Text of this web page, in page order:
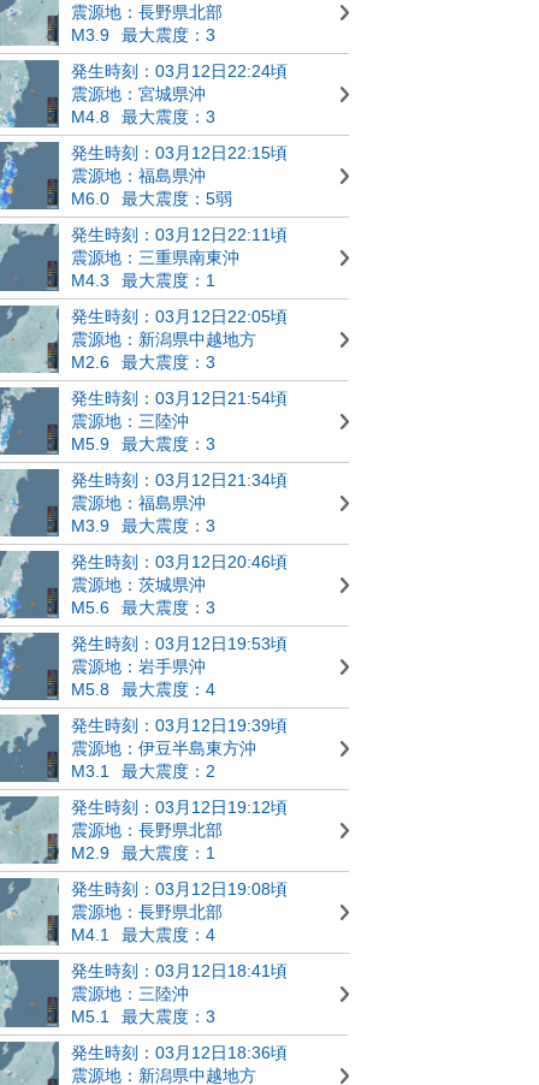
震源地：長野県北部
M3.9
最大震度：3
発生時刻：03月12日22:24頃
震源地：宮城県沖
M4.8
最大震度：3
発生時刻：03月12日22:15頃
震源地：福島県沖
M6.0
最大震度：5弱
発生時刻：03月12日22:11頃
震源地：三重県南東沖
M4.3
最大震度：1
発生時刻：03月12日22:05頃
震源地：新潟県中越地方
M2.6
最大震度：3
発生時刻：03月12日21:54頃
震源地：三陸沖
M5.9
最大震度：3
発生時刻：03月12日21:34頃
震源地：福島県沖
M3.9
最大震度：3
発生時刻：03月12日20:46頃
震源地：茨城県沖
M5.6
最大震度：3
発生時刻：03月12日19:53頃
震源地：岩手県沖
M5.8
最大震度：4
発生時刻：03月12日19:39頃
震源地：伊豆半島東方沖
M3.1
最大震度：2
発生時刻：03月12日19:12頃
震源地：長野県北部
M2.9
最大震度：1
発生時刻：03月12日19:08頃
震源地：長野県北部
M4.1
最大震度：4
発生時刻：03月12日18:41頃
震源地：三陸沖
M5.1
最大震度：3
発生時刻：03月12日18:36頃
震源地：新潟県中越地方